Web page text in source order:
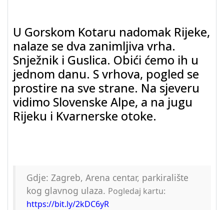
U Gorskom Kotaru nadomak Rijeke,
nalaze se dva zanimljiva vrha.
Snježnik i Guslica. Obići ćemo ih u
jednom danu. S vrhova, pogled se
prostire na sve strane. Na sjeveru
vidimo Slovenske Alpe, a na jugu
Rijeku i Kvarnerske otoke.
Gdje: Zagreb, Arena centar, parkiralište
kog glavnog ulaza. Pogledaj kartu:
https://bit.ly/2kDC6yR